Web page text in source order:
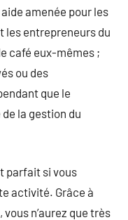
amenée pour les
les entrepreneurs du
café eux-mêmes ;
ou des
que le
la gestion du
parfait si vous
activité. Grâce à
n’aurez que très